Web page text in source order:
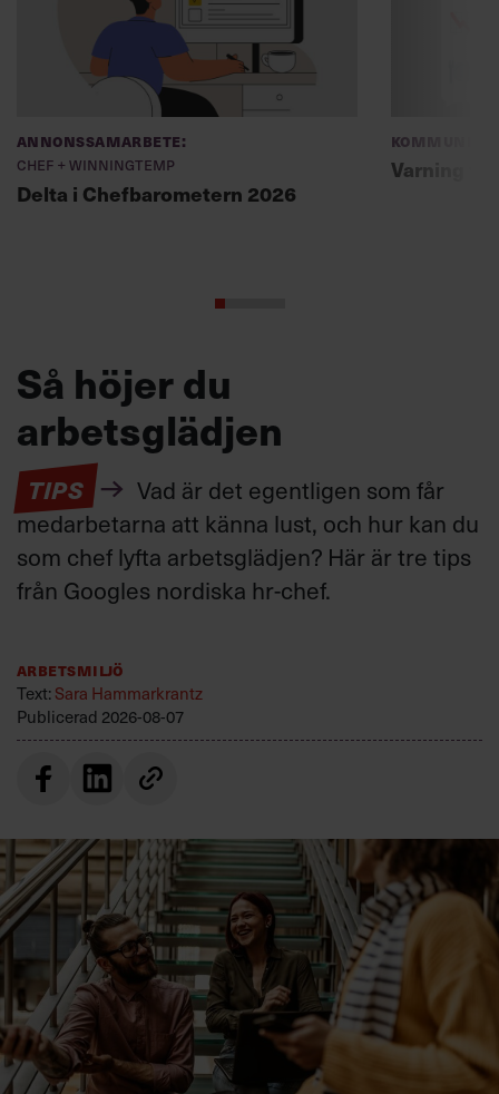
Annonssamarbete:
Chef + Winningtemp
Delta i Chefbarometern 2026
Varning
Så höjer du
arbetsglädjen
TIPS
Vad är det egentligen som får
medarbetarna att känna lust, och hur kan du
som chef lyfta arbetsglädjen? Här är tre tips
från Googles nordiska hr-chef.
Arbetsmiljö
Text:Sara Hammarkrantz
Publicerad 2026-08-07